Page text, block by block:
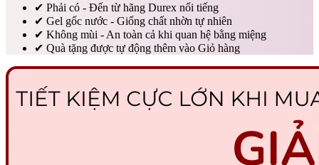
✔ Phải có - Đến từ hãng Durex nổi tiếng
✔ Gel gốc nước - Giống chất nhờn tự nhiên
✔ Không mùi - An toàn cả khi quan hệ bằng miệng
✔ Quà tặng được tự động thêm vào Giỏ hàng